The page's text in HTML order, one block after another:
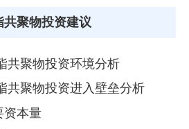
共聚物投资建议
共聚物投资环境分析
共聚物投资进入壁垒分析
资本量